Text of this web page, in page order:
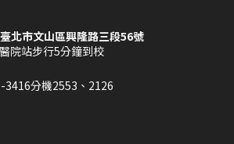
北市文山區興隆路三段56號
院站步行5分鐘到校
3416分機2553、2126